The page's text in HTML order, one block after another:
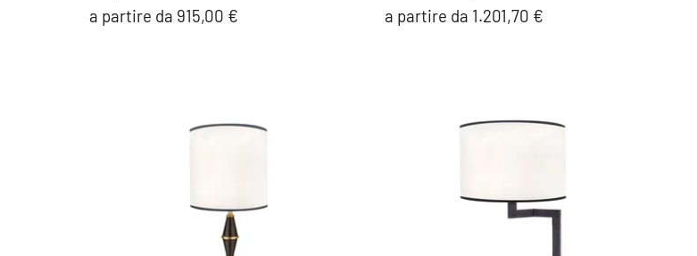
a partire da 915,00 € a partire da 1.201,70 €